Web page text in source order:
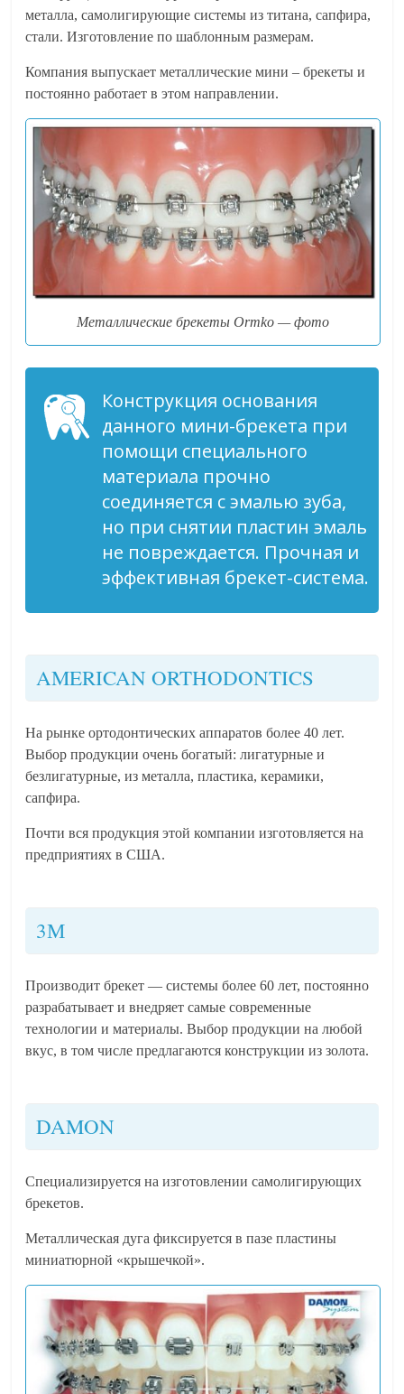
металла, самолигирующие системы из титана, сапфира,
стали. Изготовление по шаблонным размерам.
Компания выпускает металлические мини – брекеты и
постоянно работает в этом направлении.
Металлические брекеты Ormko — фото
Конструкция основания
данного мини-брекета при
помощи специального
материала прочно
соединяется с эмалью зуба,
но при снятии пластин эмаль
не повреждается. Прочная и
эффективная брекет-система.
AMERICAN ORTHODONTICS
На рынке ортодонтических аппаратов более 40 лет.
Выбор продукции очень богатый: лигатурные и
безлигатурные, из металла, пластика, керамики,
сапфира.
Почти вся продукция этой компании изготовляется на
предприятиях в США.
3М
Производит брекет — системы более 60 лет, постоянно
разрабатывает и внедряет самые современные
технологии и материалы. Выбор продукции на любой
вкус, в том числе предлагаются конструкции из золота.
DAMON
Специализируется на изготовлении самолигирующих
брекетов.
Металлическая дуга фиксируется в пазе пластины
миниатюрной «крышечкой».